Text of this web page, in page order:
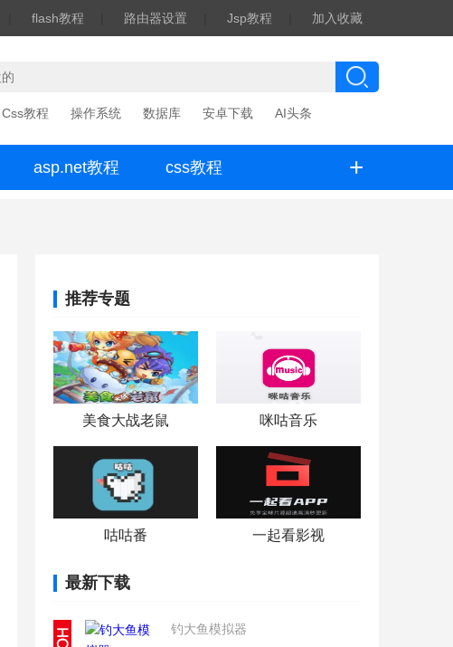
flash教程 路由器设置 Jsp教程 加入收藏
Css教程 操作系统 数据库 安卓下载 AI头条
asp.net教程 css教程 +
推荐专题
美食大战老鼠 咪咕音乐
咕咕番 一起看影视
最新下载
钓大鱼模拟器